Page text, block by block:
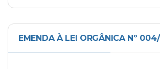
EMENDA À LEI ORGÂNICA Nº